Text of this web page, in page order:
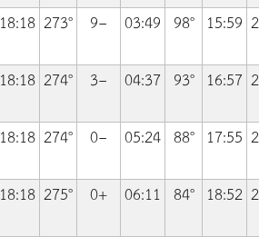
18:18 273° 9− 03:49 98° 15:59
18:18 274° 3− 04:37 93° 16:57
18:18 274° 0− 05:24 88° 17:55
18:18 275° 0+ 06:11 84° 18:52